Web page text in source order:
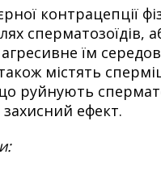
контрацепції
сперматозоїдів,
їм
містять
руйнують
ефект.